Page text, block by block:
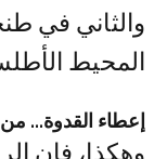
والثاني في
المحيط
إعطاء القدوة...
وهكذا، فإن